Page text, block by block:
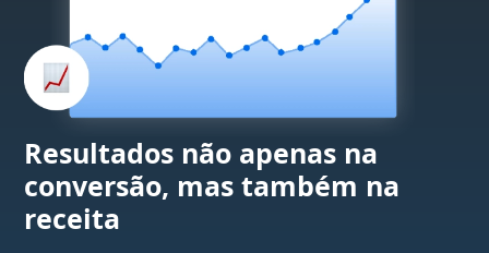
Resultados não apenas na
conversão, mas também na
receita